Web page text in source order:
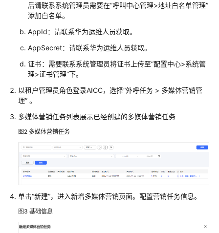
认
识
您
租
间
置
工
中
启
工
务
后请联系系统管理员需要在“呼叫中心管理>地址白名单管理”
添加白名单。
AppId：请联系华为运维人员获取。
AppSecret：请联系华为运维人员获取。
证书：需要联系系统管理员将证书上传至“配置中心>系统管
理>证书管理”下。
以租户管理员角色登录AICC，选择“外呼任务 > 多媒体营销管
理” 。
多媒体营销任务列表展示已经创建的多媒体营销任务
图2 多媒体营销任务
单击“新建”，进入新增多媒体营销页面。配置营销任务信息。
图3 基础信息